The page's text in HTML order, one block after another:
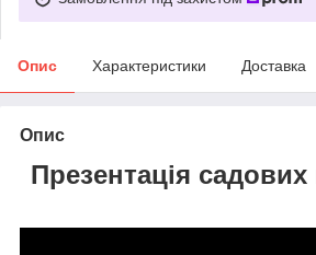
Опис Характеристики Доставка
Опис
Презентація садових